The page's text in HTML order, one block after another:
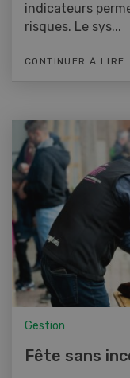
indicateurs
risques. Le sys...
CONTINUER À LIRE
Gestion
Fête sans